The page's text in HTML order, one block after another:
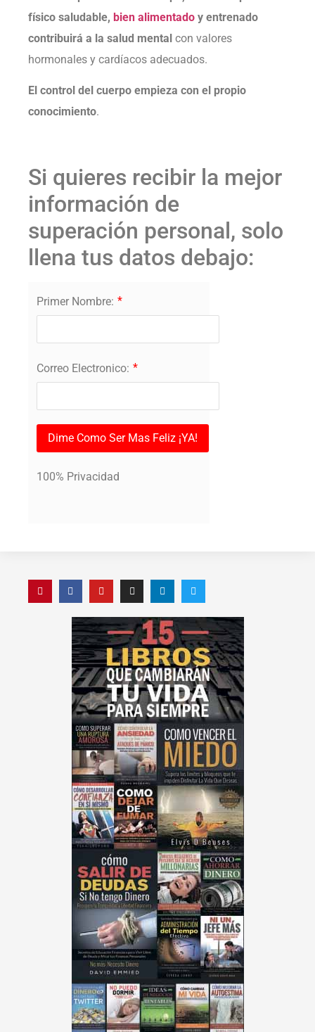
físico saludable, bien alimentado y entrenado
contribuirá a la salud mental con valores
hormonales y cardíacos adecuados.
El control del cuerpo empieza con el propio
conocimiento.
Si quieres recibir la mejor
información de
superación personal, solo
llena tus datos debajo:
Primer Nombre: *
Correo Electronico: *
Dime Como Ser Mas Feliz ¡YA!
100% Privacidad